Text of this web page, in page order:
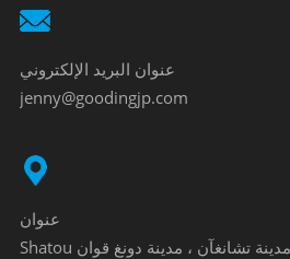
عنوان البريد الإلكتروني
jenny@goodingjp.com
عنوان
Shatou جينغ هاى الشرق الطريق ، مدينة تشانغآن ، مدينة دونغ قوان